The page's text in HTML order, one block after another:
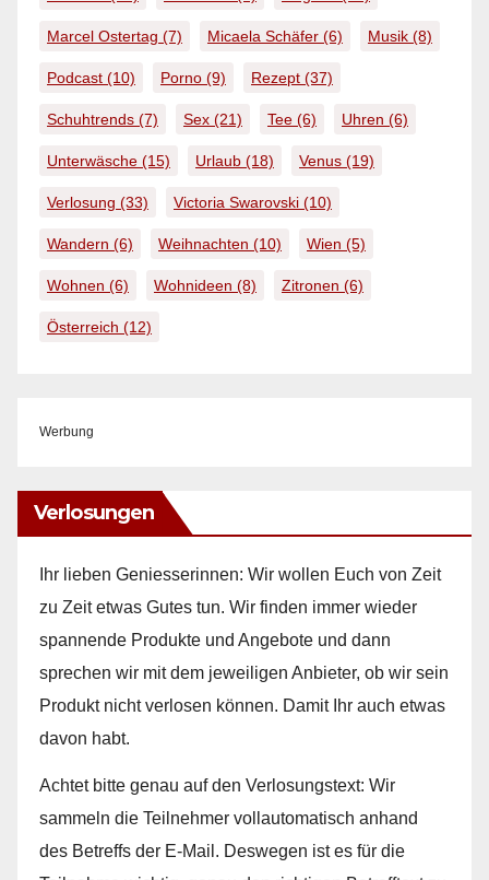
Marcel Ostertag (7) Micaela Schäfer (6) Musik (8)
Podcast (10) Porno (9) Rezept (37)
Schuhtrends (7) Sex (21) Tee (6) Uhren (6)
Unterwäsche (15) Urlaub (18) Venus (19)
Verlosung (33) Victoria Swarovski (10)
Wandern (6) Weihnachten (10) Wien (5)
Wohnen (6) Wohnideen (8) Zitronen (6)
Österreich (12)
Werbung
Verlosungen
Ihr lieben Geniesserinnen: Wir wollen Euch von Zeit
zu Zeit etwas Gutes tun. Wir finden immer wieder
spannende Produkte und Angebote und dann
sprechen wir mit dem jeweiligen Anbieter, ob wir sein
Produkt nicht verlosen können. Damit Ihr auch etwas
davon habt.
Achtet bitte genau auf den Verlosungstext: Wir
sammeln die Teilnehmer vollautomatisch anhand
des Betreffs der E-Mail. Deswegen ist es für die